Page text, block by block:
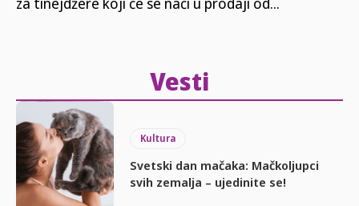
Vesti
Kultura
Svetski dan mačaka: Mačkoljupci
svih zemalja – ujedinite se!